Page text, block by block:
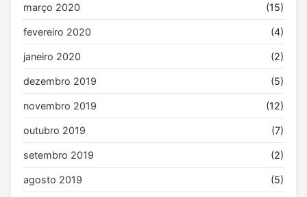
março 2020 (15)
fevereiro 2020 (4)
janeiro 2020 (2)
dezembro 2019 (5)
novembro 2019 (12)
outubro 2019 (7)
setembro 2019 (2)
agosto 2019 (5)